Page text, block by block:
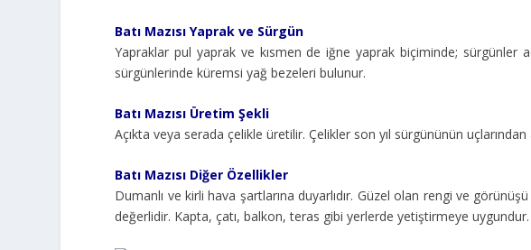
Batı Mazısı Yaprak ve Sürgün
Yapraklar pul yaprak ve kısmen de iğne yaprak biçiminde; sürgünler
sürgünlerinde küremsi yağ bezeleri bulunur.
Batı Mazısı Üretim Şekli
Açıkta veya serada çelikle üretilir. Çelikler son yıl sürgününün uçlarından
Batı Mazısı Diğer Özellikler
Dumanlı ve kirli hava şartlarına duyarlıdır. Güzel olan rengi ve
değerlidir. Kapta, çatı, balkon, teras gibi yerlerde yetiştirmeye uygundur.